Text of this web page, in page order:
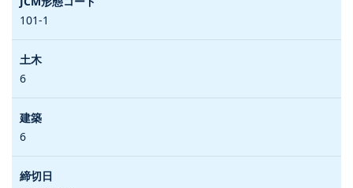
101-1
6
6